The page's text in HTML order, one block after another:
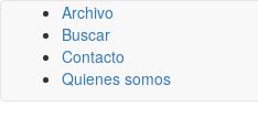
Archivo
Buscar
Contacto
Quienes somos